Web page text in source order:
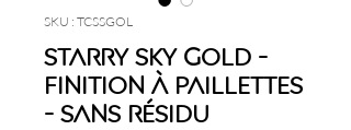
SKU : TCSSGOL
Starry Sky Gold -
Finition à paillettes
- Sans résidu